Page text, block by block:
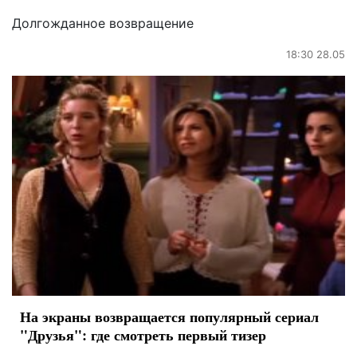
Долгожданное возвращение
18:30 28.05
На экраны возвращается популярный сериал
"Друзья": где смотреть первый тизер